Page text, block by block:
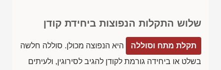
שלוש התקלות הנפוצות ביחידת קודן
תקלת מתח וסוללה
היא הנפוצה מכולן. סוללה חלשה
בשלט או ביחידה גורמת לקודן להגיב לסירוגין, ולעיתים